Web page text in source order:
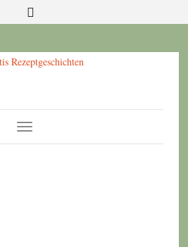
Toggle
Navigation